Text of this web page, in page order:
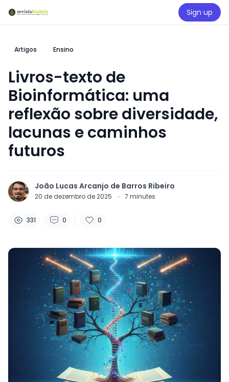
Sign up
Artigos Ensino
Livros-texto de
Bioinformática: uma
reflexão sobre diversidade,
lacunas e caminhos
futuros
João Lucas Arcanjo de Barros Ribeiro
20 de dezembro de 2025 · 7 minutes
331 0 0